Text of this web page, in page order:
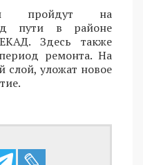
пройдут на
д пути в районе
Здесь также
ремонта. На
слой, уложат новое